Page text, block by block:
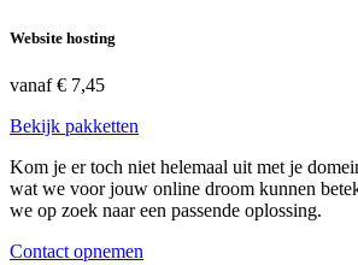
Website hosting
vanaf€ 7,45
Bekijk pakketten
Kom je er toch niet helemaal uit met je
wat we voor jouw online droom kunnen
we op zoek naar een passende oplossing.
Contact opnemen